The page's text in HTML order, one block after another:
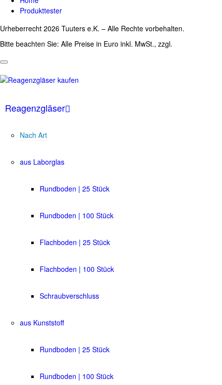
Produkttester
Urheberrecht 2026 Tuuters e.K. – Alle Rechte vorbehalten.
Bitte beachten Sie: Alle Preise in Euro inkl. MwSt., zzgl.
Reagenzgläser
Nach Art
aus Laborglas
Rundboden | 25 Stück
Rundboden | 100 Stück
Flachboden | 25 Stück
Flachboden | 100 Stück
Schraubverschluss
aus Kunststoff
Rundboden | 25 Stück
Rundboden | 100 Stück